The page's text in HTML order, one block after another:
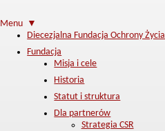
Menu ▼
Diecezjalna Fundacja Ochrony Życia
Fundacja
Misja i cele
Historia
Statut i struktura
Dla partnerów
Strategia CSR